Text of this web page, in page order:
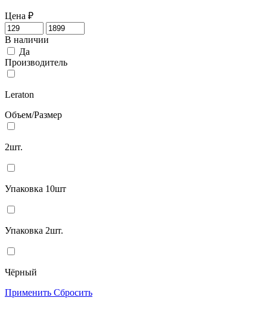
Цена ₽
В наличии
Да
Производитель
Leraton
Объем/Размер
2шт.
Упаковка 10шт
Упаковка 2шт.
Чёрный
Применить Сбросить